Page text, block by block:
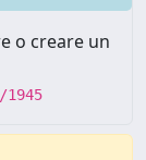
o creare un